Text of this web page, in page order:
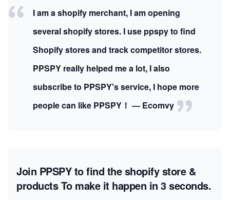
I am a shopify merchant, I am opening
several shopify stores. I use ppspy to find
Shopify stores and track competitor stores.
PPSPY really helped me a lot, I also
subscribe to PPSPY's service, I hope more
people can like PPSPY！ — Ecomvy
Join PPSPY to find the shopify store &
productsTo make it happen in 3 seconds.